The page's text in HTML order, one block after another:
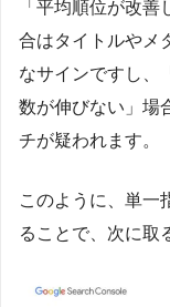
「平均順位が改
合はタイトルやメ
なサインですし、
数が伸びない」場
チが疑われます。
このように、単一
ることで、次に取